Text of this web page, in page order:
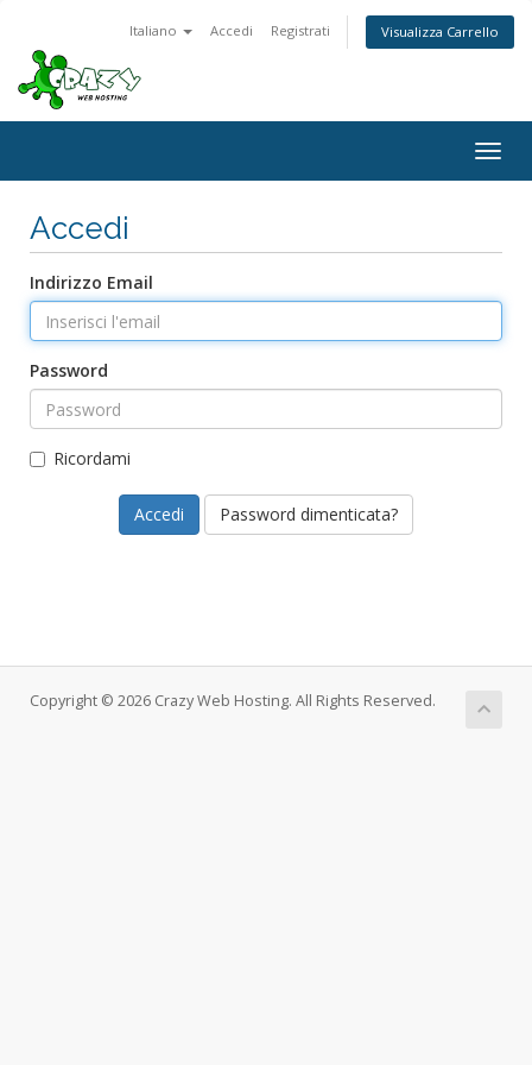
Italiano Accedi Registrati Visualizza Carrello
Accedi
Indirizzo Email
Password
Ricordami
Password dimenticata?
Copyright © 2026 Crazy Web Hosting. All Rights Reserved.